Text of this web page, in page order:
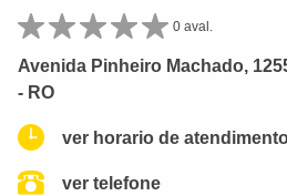
0 aval.
Avenida Pinheiro Machado,
- RO
ver horario de
ver telefone